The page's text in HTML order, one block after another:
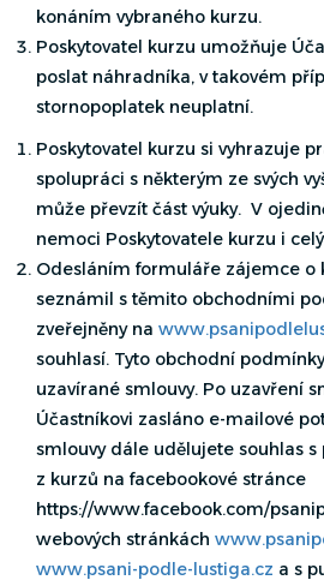
konáním vybraného kurzu.
Poskytovatel kurzu umožňuje
poslat náhradníka, v takovém
stornopoplatek neuplatní.
Poskytovatel kurzu si vyhrazuje
spolupráci s některým ze svých
může převzít část výuky. V
nemoci Poskytovatele kurzu i
Odesláním formuláře zájemce o
seznámil s těmito obchodními
zveřejněny na
souhlasí. Tyto obchodní
uzavírané smlouvy. Po uzavření
Účastníkovi zasláno e-mailové
smlouvy dále udělujete souhlas
z kurzů na facebookové stránce
https://www.facebook.com/
webových stránkách
www.psani-podle-lustiga.cz a s